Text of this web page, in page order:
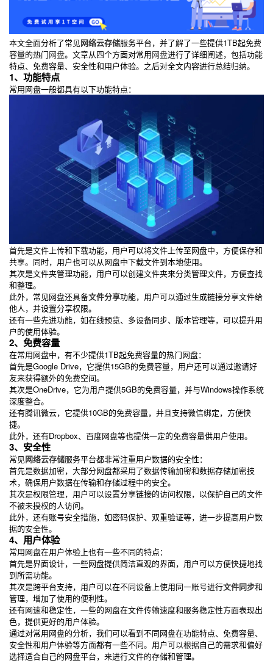
本文全面分析了常见网络云存储服务平台，并了解了一些提供1TB起免费
容量的热门网盘。文章从四个方面对常用网盘进行了详细阐述，包括功能
特点、免费容量、安全性和用户体验。之后对全文内容进行总结归纳。
1、功能特点
常用网盘一般都具有以下功能特点：
首先是文件上传和下载功能，用户可以将文件上传至网盘中，方便保存和
共享。同时，用户也可以从网盘中下载文件到本地使用。
其次是文件夹管理功能，用户可以创建文件夹来分类管理文件，方便查找
和整理。
此外，常见网盘还具备文件分享功能，用户可以通过生成链接分享文件给
他人，并设置分享权限。
还有一些先进功能，如在线预览、多设备同步、版本管理等，可以提升用
户的使用体验。
2、免费容量
在常用网盘中，有不少提供1TB起免费容量的热门网盘：
首先是Google Drive，它提供15GB的免费容量，用户还可以通过邀请好
友来获得额外的免费空间。
其次是OneDrive，它为用户提供5GB的免费容量，并与Windows操作系统
深度整合。
还有腾讯微云，它提供10GB的免费容量，并且支持微信绑定，方便快
捷。
此外，还有Dropbox、百度网盘等也提供一定的免费容量供用户使用。
3、安全性
常见网络云存储服务平台都非常注重用户数据的安全性：
首先是数据加密，大部分网盘都采用了数据传输加密和数据存储加密技
术，确保用户数据在传输和存储过程中的安全。
其次是权限管理，用户可以设置分享链接的访问权限，以保护自己的文件
不被未授权的人访问。
此外，还有账号安全措施，如密码保护、双重验证等，进一步提高用户数
据的安全性。
4、用户体验
常用网盘在用户体验上也有一些不同的特点：
首先是界面设计，一些网盘提供简洁直观的界面，用户可以方便快捷地找
到所需功能。
其次是跨平台支持，用户可以在不同设备上使用同一账号进行文件同步和
管理，增加了使用的便利性。
还有网速和稳定性，一些的网盘在文件传输速度和服务稳定性方面表现出
色，提供更好的用户体验。
通过对常用网盘的分析，我们可以看到不同网盘在功能特点、免费容量、
安全性和用户体验等方面都有一些不同。用户可以根据自己的需求和偏好
选择适合自己的网盘平台，来进行文件的存储和管理。